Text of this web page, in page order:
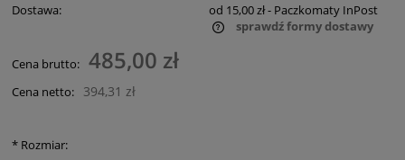
Dostawa: od 15,00 zł- Paczkomaty InPost
sprawdź formy dostawy
Cena brutto: 485,00 zł
Cena netto: 394,31 zł
* Rozmiar: